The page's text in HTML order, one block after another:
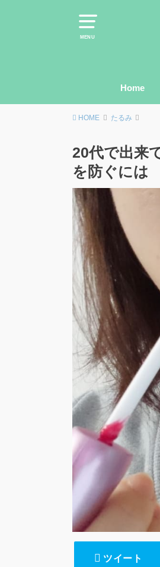
MENU
Home
HOME たるみ
20代で出来
を防ぐには
ツイート